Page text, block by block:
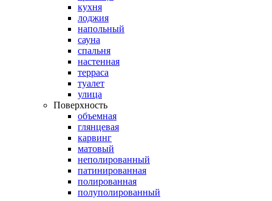
кухня
лоджия
напольный
сауна
спальня
настенная
терраса
туалет
улица
Поверхность
объемная
глянцевая
карвинг
матовый
неполированный
патинированная
полированная
полуполированный